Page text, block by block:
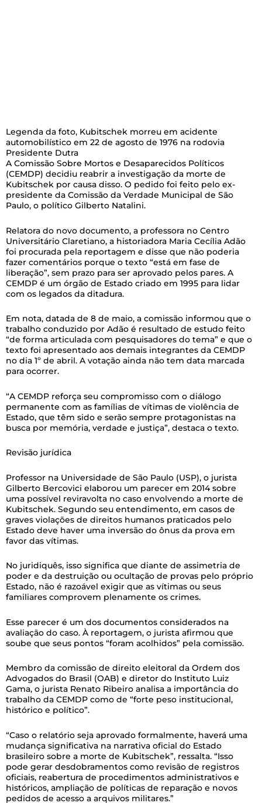
Legenda da foto, Kubitschek morreu em acidente
automobilístico em 22 de agosto de 1976 na rodovia
Presidente Dutra
A Comissão Sobre Mortos e Desaparecidos Políticos
(CEMDP) decidiu reabrir a investigação da morte de
Kubitschek por causa disso. O pedido foi feito pelo ex-
presidente da Comissão da Verdade Municipal de São
Paulo, o político Gilberto Natalini.
Relatora do novo documento, a professora no Centro
Universitário Claretiano, a historiadora Maria Cecília Adão
foi procurada pela reportagem e disse que não poderia
fazer comentários porque o texto “está em fase de
liberação”, sem prazo para ser aprovado pelos pares. A
CEMDP é um órgão de Estado criado em 1995 para lidar
com os legados da ditadura.
Em nota, datada de 8 de maio, a comissão informou que o
trabalho conduzido por Adão é resultado de estudo feito
“de forma articulada com pesquisadores do tema” e que o
texto foi apresentado aos demais integrantes da CEMDP
no dia 1º de abril. A votação ainda não tem data marcada
para ocorrer.
“A CEMDP reforça seu compromisso com o diálogo
permanente com as famílias de vítimas de violência de
Estado, que têm sido e serão sempre protagonistas na
busca por memória, verdade e justiça”, destaca o texto.
Revisão jurídica
Professor na Universidade de São Paulo (USP), o jurista
Gilberto Bercovici elaborou um parecer em 2014 sobre
uma possível reviravolta no caso envolvendo a morte de
Kubitschek. Segundo seu entendimento, em casos de
graves violações de direitos humanos praticados pelo
Estado deve haver uma inversão do ônus da prova em
favor das vítimas.
No juridiquês, isso significa que diante de assimetria de
poder e da destruição ou ocultação de provas pelo próprio
Estado, não é razoável exigir que as vítimas ou seus
familiares comprovem plenamente os crimes.
Esse parecer é um dos documentos considerados na
avaliação do caso. À reportagem, o jurista afirmou que
soube que seus pontos “foram acolhidos” pela comissão.
Membro da comissão de direito eleitoral da Ordem dos
Advogados do Brasil (OAB) e diretor do Instituto Luiz
Gama, o jurista Renato Ribeiro analisa a importância do
trabalho da CEMDP como de “forte peso institucional,
histórico e político”.
“Caso o relatório seja aprovado formalmente, haverá uma
mudança significativa na narrativa oficial do Estado
brasileiro sobre a morte de Kubitschek”, ressalta. “Isso
pode gerar desdobramentos como revisão de registros
oficiais, reabertura de procedimentos administrativos e
históricos, ampliação de políticas de reparação e novos
pedidos de acesso a arquivos militares.”